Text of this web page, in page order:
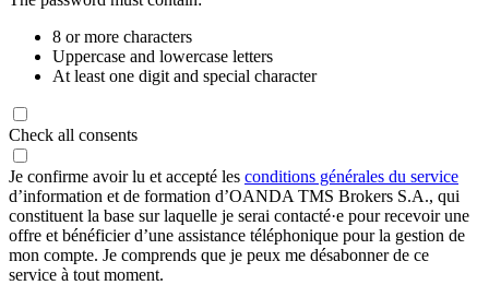
8 or more characters
Uppercase and lowercase letters
At least one digit and special character
Check all consents
Je confirme avoir lu et accepté les conditions générales du service
d’information et de formation d’OANDA TMS Brokers S.A., qui
constituent la base sur laquelle je serai contacté·e pour recevoir une
offre et bénéficier d’une assistance téléphonique pour la gestion de
mon compte. Je comprends que je peux me désabonner de ce
service à tout moment.